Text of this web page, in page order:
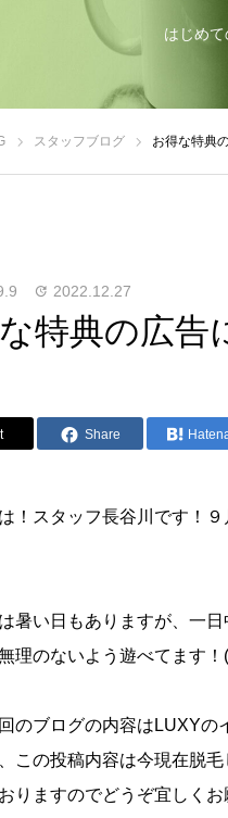
はじめ
スタッフブログ お得な特典
2022.12.27
特典の広告
Share
！スタッフ長谷川です！
暑い日もありますが、一
理のないよう遊べてます
のブログの内容はLUXYの
この投稿内容は今現在脱
りますのでどうぞ宜しくお